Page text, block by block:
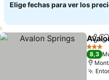
Elige fechas para ver los
3
8,3